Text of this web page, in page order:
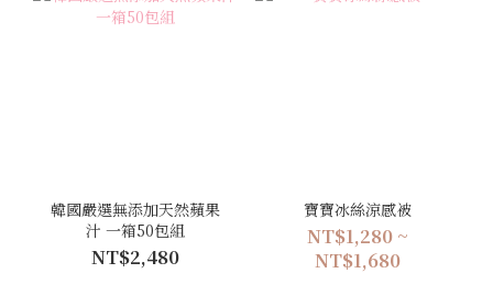
韓國嚴選無添加天然蘋果
汁 一箱50包組
NT$2,480
寶寶冰絲涼感被
NT$1,280 ~
NT$1,680